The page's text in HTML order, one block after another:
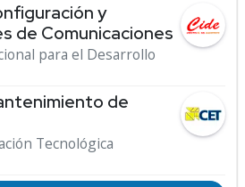
y
de Comunicaciones
para el Desarrollo
de
Tecnológica